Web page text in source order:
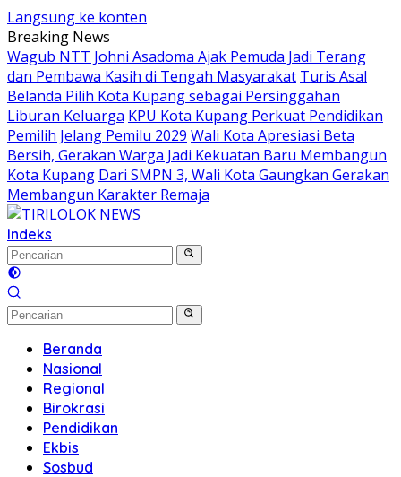
Langsung ke konten
Breaking News
Wagub NTT Johni Asadoma Ajak Pemuda Jadi Terang
dan Pembawa Kasih di Tengah Masyarakat Turis Asal
Belanda Pilih Kota Kupang sebagai Persinggahan
Liburan Keluarga KPU Kota Kupang Perkuat Pendidikan
Pemilih Jelang Pemilu 2029 Wali Kota Apresiasi Beta
Bersih, Gerakan Warga Jadi Kekuatan Baru Membangun
Kota Kupang Dari SMPN 3, Wali Kota Gaungkan Gerakan
Membangun Karakter Remaja
Indeks
Beranda
Nasional
Regional
Birokrasi
Pendidikan
Ekbis
Sosbud